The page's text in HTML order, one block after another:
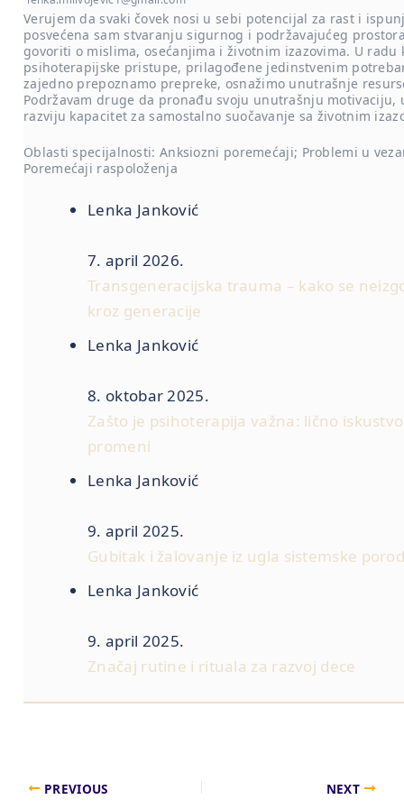
Verujem da svaki čovek nosi u sebi potencijal za rast i
posvećena sam stvaranju sigurnog i podržavajućeg
govoriti o mislima, osećanjima i životnim izazovima. U
psihoterapijske pristupe, prilagođene jedinstvenim
zajedno prepoznamo prepreke, osnažimo unutrašnje
Podržavam druge da pronađu svoju unutrašnju motivaciju,
razviju kapacitet za samostalno suočavanje sa životnim
Oblasti specijalnosti: Anksiozni poremećaji; Problemi u
Poremećaji raspoloženja
Lenka Janković
7. april 2026.
Transgeneracijska trauma – kako se
kroz generacije
Lenka Janković
8. oktobar 2025.
Zašto je psihoterapija važna: lično
promeni
Lenka Janković
9. april 2025.
Gubitak i žalovanje iz ugla sistemske
Lenka Janković
9. april 2025.
Značaj rutine i rituala za razvoj dece
PREVIOUS NEXT